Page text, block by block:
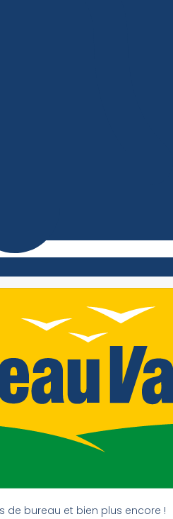
de bureau et bien plus encore !